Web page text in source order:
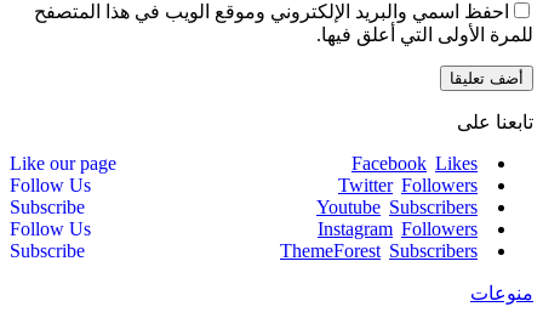
احفظ اسمي والبريد الإلكتروني وموقع الويب في هذا المتصفح
للمرة الأولى التي أعلق فيها.
تابعنا على
Facebook Likes
Like our page
Twitter Followers
Follow Us
Youtube Subscribers
Subscribe
Instagram Followers
Follow Us
ThemeForest Subscribers
Subscribe
منوعات